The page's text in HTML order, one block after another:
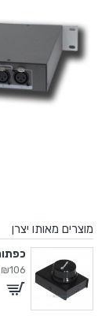
מוצרים מאותו יצרן
₪106